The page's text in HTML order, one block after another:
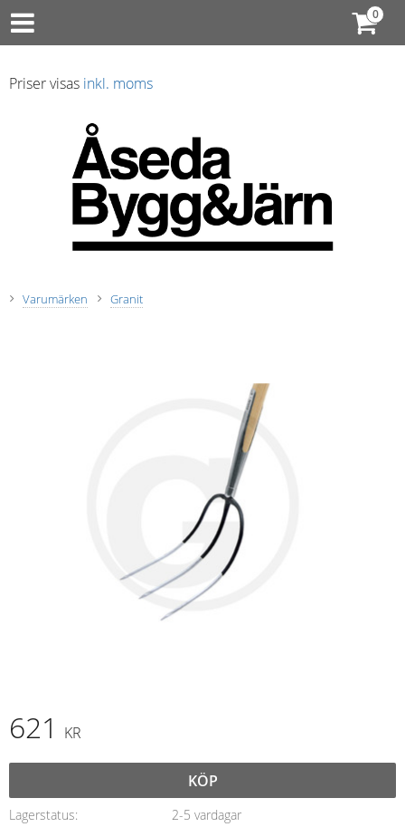
Priser visas inkl. moms
Varumärken Granit
621 KR
KÖP
Lagerstatus
2-5 vardagar